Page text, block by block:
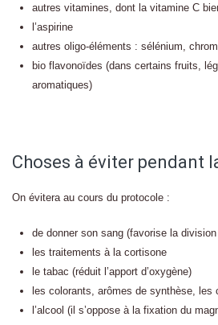
autres vitamines, dont la vitamine C
l’aspirine
autres oligo-éléments : sélénium,
bio flavonoïdes (dans certains fruits,
aromatiques)
Choses à éviter pendant
On évitera au cours du protocole :
de donner son sang (favorise la
les traitements à la cortisone
le tabac (réduit l’apport d’oxygène)
les colorants, arômes de synthèse, les
l’alcool (il s’oppose à la fixation du